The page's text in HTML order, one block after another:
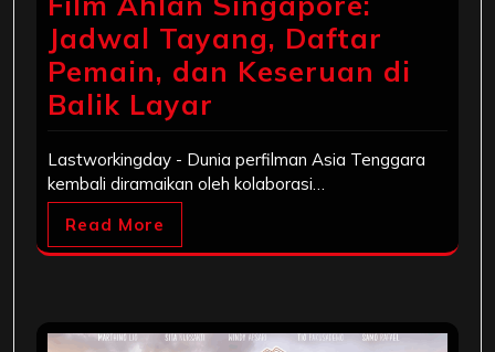
Jadwal Tayang, Daftar
Pemain, dan Keseruan di
Balik Layar
Lastworkingday - Dunia perfilman Asia Tenggara
kembali diramaikan oleh kolaborasi…
Read More